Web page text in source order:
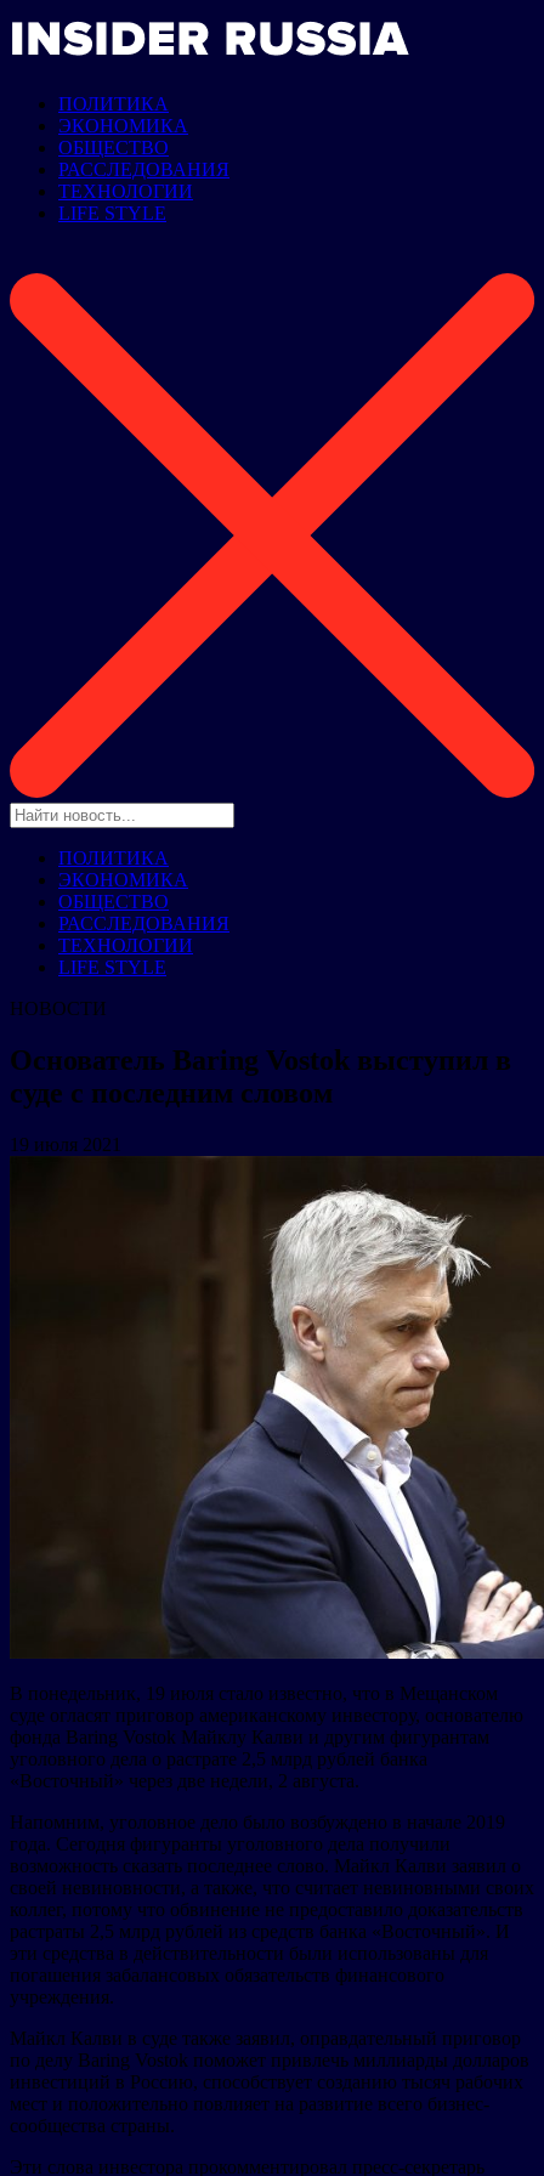
ПОЛИТИКА
ЭКОНОМИКА
ОБЩЕСТВО
РАССЛЕДОВАНИЯ
ТЕХНОЛОГИИ
LIFE STYLE
ПОЛИТИКА
ЭКОНОМИКА
ОБЩЕСТВО
РАССЛЕДОВАНИЯ
ТЕХНОЛОГИИ
LIFE STYLE
НОВОСТИ
Основатель Baring Vostok выступил в
суде с последним словом
19 июля 2021
В понедельник, 19 июля стало известно, что в Мещанском
суде огласят приговор американскому инвестору, основателю
фонда Baring Vostok Майклу Калви и другим фигурантам
уголовного дела о растрате 2,5 млрд рублей банка
«Восточный» через две недели, 2 августа.
Напомним, уголовное дело было возбуждено в начале 2019
года. Сегодня фигуранты уголовного дела получили
возможность сказать последнее слово. Майкл Калви заявил о
своей невиновности, а также, что считает невиновными своих
коллег, потому что обвинение не предоставило доказательств
растраты 2,5 млрд рублей из средств банка «Восточный». И
эти средства в действительности были использованы для
погашения забалансовых обязательств финансового
учреждения.
Майкл Калви в суде также заявил, оправдательный приговор
по делу Baring Vostok поможет привлечь миллиарды долларов
инвестиций в Россию, способствует созданию тысяч рабочих
мест и положительно повлияет на развитие всего бизнес-
сообщества страны.
Эти слова инвестора прокомментировал пресс-секретарь